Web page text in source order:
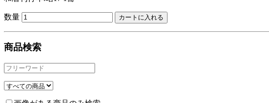
数量
商品検索